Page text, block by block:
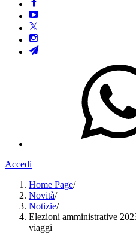
Accedi
Home Page/
Novità/
Notizie/
Elezioni amministrative
viaggi